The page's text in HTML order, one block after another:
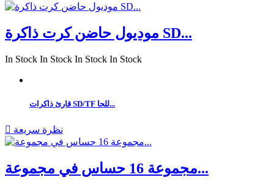
موديول حاضن كرت ذاكرة SD...
In Stock In Stock In Stock In Stock
قارئ ذاكرات SD/TF للحا...
 نظرة سريعة
مجموعة 16 حساس في مجموعة...